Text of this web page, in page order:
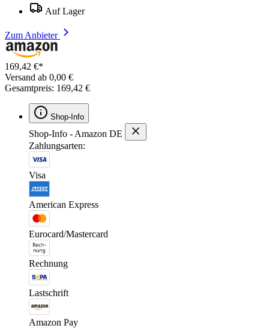
Auf Lager
Zum Anbieter
169,42 €*
Versand ab 0,00 €
Gesamtpreis: 169,42 €
Shop-Info
Shop-Info - Amazon DE
Zahlungsarten:
Visa
American Express
Eurocard/Mastercard
Rechnung
Lastschrift
Amazon Pay